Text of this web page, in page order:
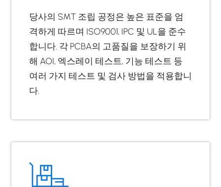
당사의 SMT 조립 공정은 높은 표준을 엄
격하게 따르며 ISO9001, IPC 및 UL을 준수
합니다. 각 PCBA의 고품질을 보장하기 위
해 AOI, 엑스레이 테스트, 기능 테스트 등
여러 가지 테스트 및 검사 방법을 적용합니
다.